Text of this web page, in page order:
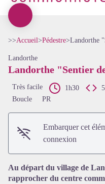
>>Accueil>Pédestre>Landorthe
Landorthe
Landorthe "Sentier
Très facile 1h30
Boucle
PR
Embarquer cet
connexion
Au départ du village de
rapprocher du centre